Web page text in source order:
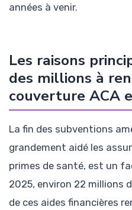
années à venir.
Les raisons
des millions à
couverture ACA
La fin des subventions
grandement aidé les
primes de santé, est un
2025, environ 22 millions
de ces aides financières